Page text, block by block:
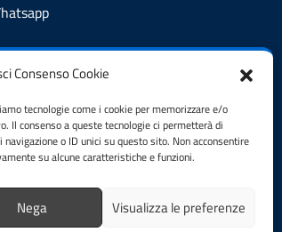
Consenso Cookie
tecnologie come i cookie per memorizzare e/o
Il consenso a queste tecnologie ci permetterà di
o ID unici su questo sito. Non acconsentire
su alcune caratteristiche e funzioni.
Nega Visualizza le preferenze